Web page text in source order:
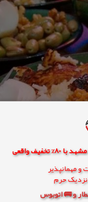
و مهمانپذیر
و 🚌 اتوبوس